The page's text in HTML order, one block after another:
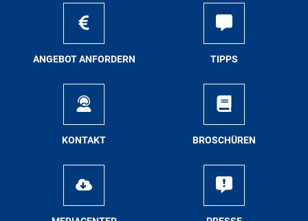
AN­GE­BOT AN­FOR­DERN TIPPS
KON­TAKT BRO­SCHÜ­REN